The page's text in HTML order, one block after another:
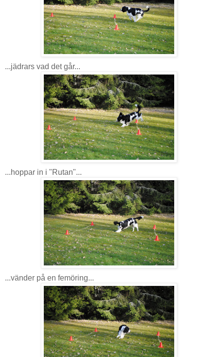
...jädrars vad det går...
...hoppar in i "Rutan"...
...vänder på en femöring...